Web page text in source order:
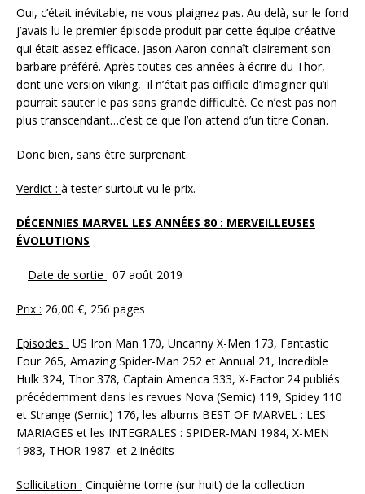
Oui, c’était inévitable, ne vous plaignez pas. Au delà, sur le fond
j’avais lu le premier épisode produit par cette équipe créative
qui était assez efficace. Jason Aaron connaît clairement son
barbare préféré. Après toutes ces années à écrire du Thor,
dont une version viking, il n’était pas difficile d’imaginer qu’il
pourrait sauter le pas sans grande difficulté. Ce n’est pas non
plus transcendant…c’est ce que l’on attend d’un titre Conan.
Donc bien, sans être surprenant.
Verdict : à tester surtout vu le prix.
DÉCENNIES MARVEL LES ANNÉES 80 : MERVEILLEUSES
ÉVOLUTIONS
Date de sortie : 07 août 2019
Prix : 26,00 €, 256 pages
Episodes : US Iron Man 170, Uncanny X-Men 173, Fantastic
Four 265, Amazing Spider-Man 252 et Annual 21, Incredible
Hulk 324, Thor 378, Captain America 333, X-Factor 24 publiés
précédemment dans les revues Nova (Semic) 119, Spidey 110
et Strange (Semic) 176, les albums BEST OF MARVEL : LES
MARIAGES et les INTEGRALES : SPIDER-MAN 1984, X-MEN
1983, THOR 1987 et 2 inédits
Sollicitation : Cinquième tome (sur huit) de la collection